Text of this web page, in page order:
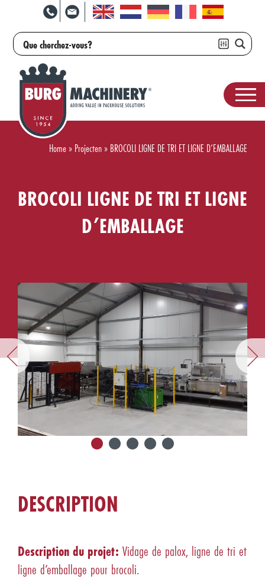
Home» Projecten» BROCOLI LIGNE DE TRI ET LIGNE D’EMBALLAGE
BROCOLI LIGNE DE TRI ET LIGNE
D’EMBALLAGE
DESCRIPTION
Description du projet: Vidage de palox, ligne de tri et
ligne d’emballage pour brocoli.